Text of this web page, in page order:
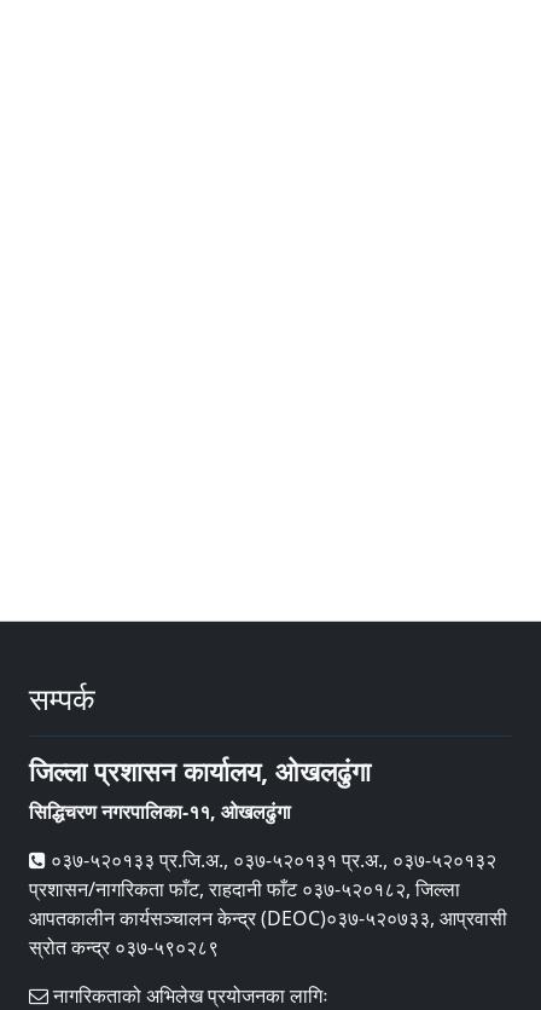
सम्पर्क
जिल्ला प्रशासन कार्यालय, ओखलढुंगा
सिद्धिचरण नगरपालिका-११, ओखलढुंगा
०३७-५२०१३३ प्र.जि.अ., ०३७-५२०१३१ प्र.अ., ०३७-५२०१३२
प्रशासन/नागरिकता फाँट, राहदानी फाँट ०३७-५२०१८२, जिल्ला
आपतकालीन कार्यसञ्‍चालन केन्द्र (DEOC)०३७-५२०७३३, आप्रवासी
स्रोत कन्द्र ०३७-५९०२८९
नागरिकताको अभिलेख प्रयोजनका लागिः